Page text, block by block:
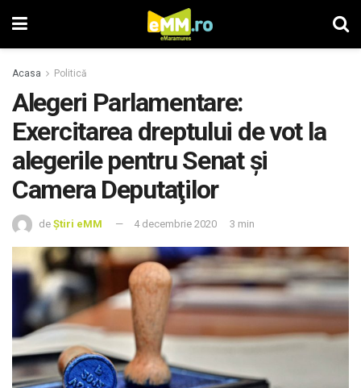
Acasa Politică
Alegeri Parlamentare:
Exercitarea dreptului de vot la
alegerile pentru Senat şi
Camera Deputaţilor
de Știri eMM 4 decembrie 2020 3 min